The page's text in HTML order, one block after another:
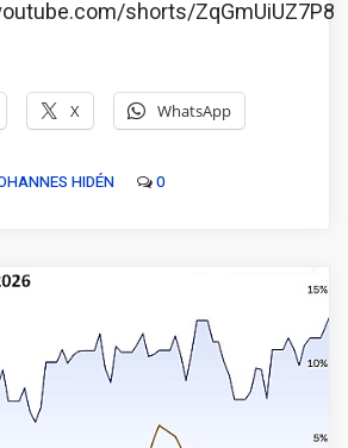
shorts/ZqGmUiUZ7P8
X WhatsApp
HIDÉN 0